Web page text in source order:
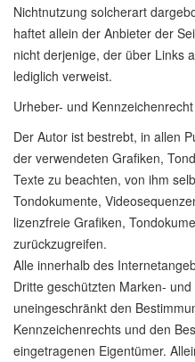
Nichtnutzung solcherart
haftet allein der Anbieter der
nicht derjenige, der über Links
lediglich verweist.
Urheber- und Kennzeichenrecht
Der Autor ist bestrebt, in allen
der verwendeten Grafiken,
Texte zu beachten, von ihm
Tondokumente,
lizenzfreie Grafiken,
zurückzugreifen.
Alle innerhalb des
Dritte geschützten Marken-
uneingeschränkt den
Kennzeichenrechts und den
eingetragenen Eigentümer.